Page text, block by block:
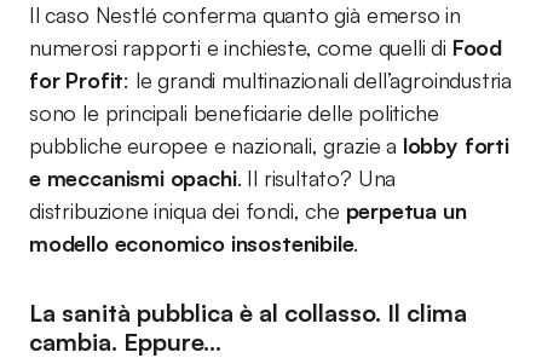
Il caso Nestlé conferma quanto già emerso in
numerosi rapporti e inchieste, come quelli di Food
for Profit: le grandi multinazionali dell’agroindustria
sono le principali beneficiarie delle politiche
pubbliche europee e nazionali, grazie a lobby forti
e meccanismi opachi. Il risultato? Una
distribuzione iniqua dei fondi, che perpetua un
modello economico insostenibile.
La sanità pubblica è al collasso. Il clima
cambia. Eppure…